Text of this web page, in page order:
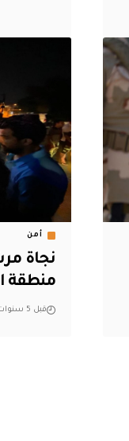
أمن
نجاة
منطقة
قبل 5 سنوات